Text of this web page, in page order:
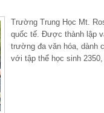
Trường Trung Học Mt.
quốc tế. Được thành lập
trường đa văn hóa, dành
với tập thể học sinh